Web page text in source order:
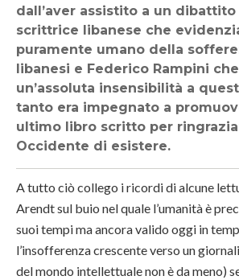
dall’aver assistito a un dibattito
scrittrice libanese che
puramente umano della
libanesi e Federico Rampini
un’assoluta insensibilità a
tanto era impegnato a
ultimo libro scritto per
Occidente di esistere.
A tutto ciò collego i ricordi di alcune
Arendt sul buio nel quale l’umanità è
suoi tempi ma ancora valido oggi in
l’insofferenza crescente verso un
del mondo intellettuale non è da meno)